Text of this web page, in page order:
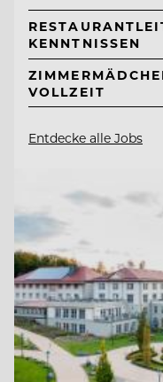
KENNTNISSEN
VOLLZEIT
Entdecke alle Jobs